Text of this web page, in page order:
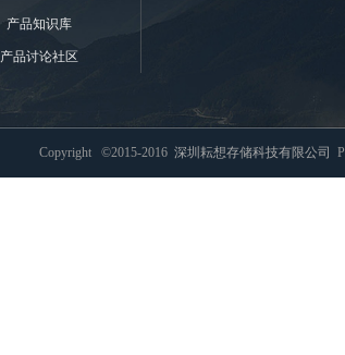
产品知识库
产品讨论社区
Copyright ©2015-2016 深圳耘想存储科技有限公司